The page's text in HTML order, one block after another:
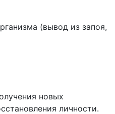
(вывод из запоя,
новых
личности.